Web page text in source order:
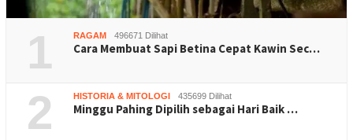
1 RAGAM 496671 Dilihat
Cara Membuat Sapi Betina Cepat Kawin Sec…
2 HISTORIA & MITOLOGI 435699 Dilihat
Minggu Pahing Dipilih sebagai Hari Baik …